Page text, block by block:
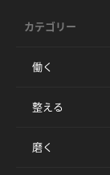
カテゴリー
働く
整える
磨く